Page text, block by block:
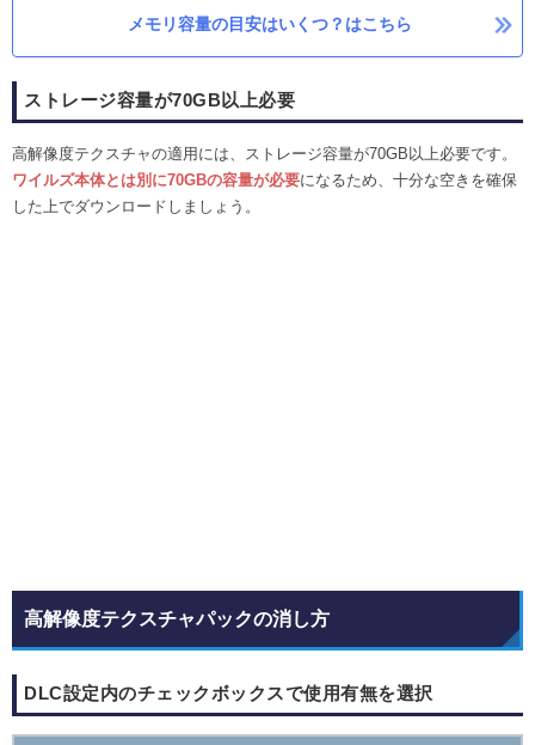
メモリ容量の目安はいくつ？はこちら
ストレージ容量が70GB以上必要
高解像度テクスチャの適用には、ストレージ容量が70GB以上必要です。
ワイルズ本体とは別に70GBの容量が必要になるため、十分な空きを確保
した上でダウンロードしましょう。
高解像度テクスチャパックの消し方
DLC設定内のチェックボックスで使用有無を選択